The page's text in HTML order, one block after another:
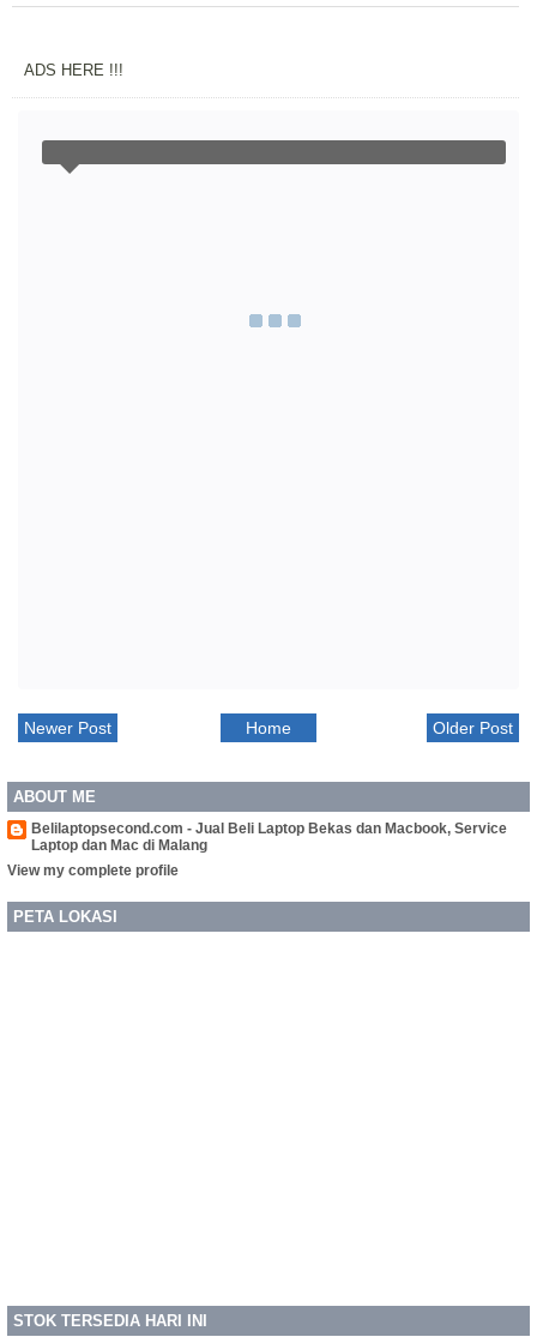
ADS HERE !!!
Newer Post Older Post
Home
ABOUT ME
Belilaptopsecond.com - Jual Beli Laptop Bekas dan Macbook, Service
Laptop dan Mac di Malang
View my complete profile
PETA LOKASI
STOK TERSEDIA HARI INI